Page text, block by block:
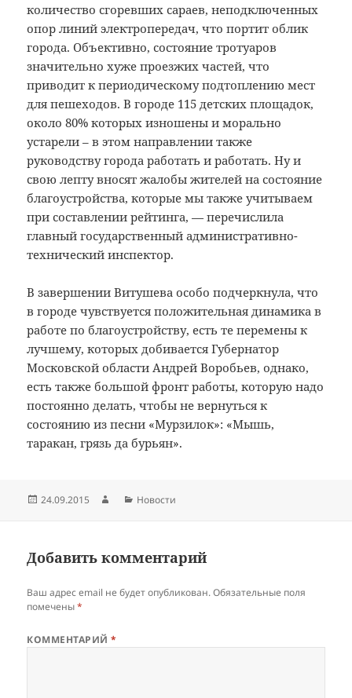
количество сгоревших сараев, неподключенных
опор линий электропередач, что портит облик
города. Объективно, состояние тротуаров
значительно хуже проезжих частей, что
приводит к периодическому подтоплению мест
для пешеходов. В городе 115 детских площадок,
около 80% которых изношены и морально
устарели – в этом направлении также
руководству города работать и работать. Ну и
свою лепту вносят жалобы жителей на состояние
благоустройства, которые мы также учитываем
при составлении рейтинга, — перечислила
главный государственный административно-
технический инспектор.
В завершении Витушева особо подчеркнула, что
в городе чувствуется положительная динамика в
работе по благоустройству, есть те перемены к
лучшему, которых добивается Губернатор
Московской области Андрей Воробьев, однако,
есть также большой фронт работы, которую надо
постоянно делать, чтобы не вернуться к
состоянию из песни «Мурзилок»: «Мышь,
таракан, грязь да бурьян».
Опубликовано
24.09.2015 АвторРубрики
Новости
Добавить комментарий
Ваш адрес email не будет опубликован. Обязательные поля
помечены*
КОММЕНТАРИЙ*